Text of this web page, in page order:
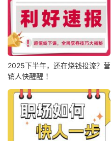
2025下半年，还在烧钱投流？营
销人快醒醒 ！